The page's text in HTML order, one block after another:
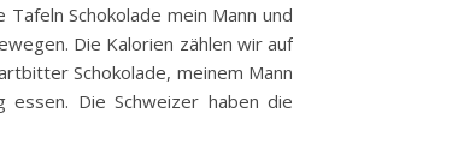
Schokolade mein Mann und
Die Kalorien zählen wir auf
Schokolade, meinem Mann
Die Schweizer haben die